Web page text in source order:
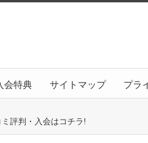
会特典 サイトマップ プラ
評判・入会はコチラ!